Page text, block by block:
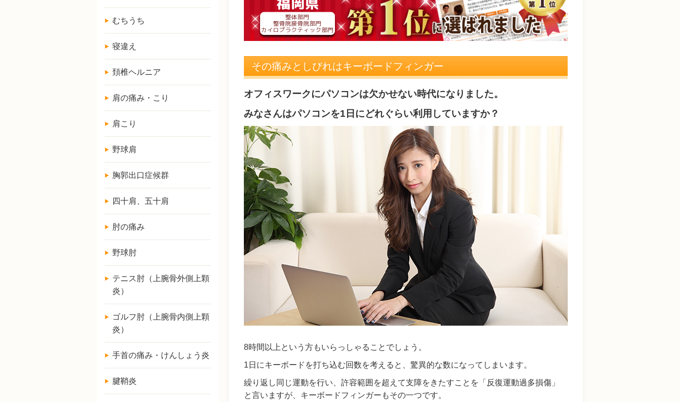
その痛みとしびれはキーボードフィンガー
オフィスワークにパソコンは欠かせない時代になりました。
みなさんはパソコンを1日にどれぐらい利用していますか？
8時間以上という方もいらっしゃることでしょう。
1日にキーボードを打ち込む回数を考えると、驚異的な数になってしまいます。
繰り返し同じ運動を行い、許容範囲を超えて支障をきたすことを「反復運動過多損傷」
と言いますが、キーボードフィンガーもその一つです。
むちうち
寝違え
頚椎ヘルニア
肩の痛み・こり
肩こり
野球肩
胸郭出口症候群
四十肩、五十肩
肘の痛み
野球肘
テニス肘（上腕骨外側上顆
炎）
ゴルフ肘（上腕骨内側上顆
炎）
手首の痛み・けんしょう炎
腱鞘炎